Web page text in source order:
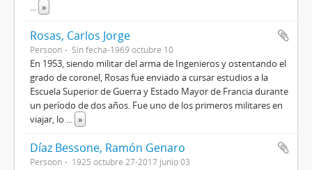
... »
Rosas, Carlos Jorge
Persoon Sin fecha-1969 octubre 10
En 1953, siendo militar del arma de Ingenieros y ostentando el
grado de coronel, Rosas fue enviado a cursar estudios a la
Escuela Superior de Guerra y Estado Mayor de Francia durante
un período de dos años. Fue uno de los primeros militares en
viajar, lo ... »
Díaz Bessone, Ramón Genaro
Persoon 1925 octubre 27-2017 junio 03